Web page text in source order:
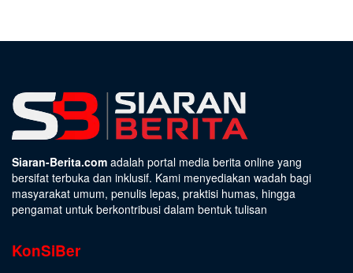
Siaran-Berita.com adalah portal media berita online yang
bersifat terbuka dan inklusif. Kami menyediakan wadah bagi
masyarakat umum, penulis lepas, praktisi humas, hingga
pengamat untuk berkontribusi dalam bentuk tulisan
KonSiBer